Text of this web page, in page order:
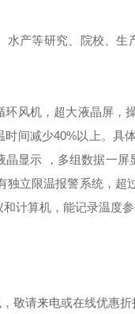
产等研究、院校、
风机，超大液晶屏
间减少40%以上。具
晶显示 ，多组数据一屏
独立限温报警系统，超
计算机，能记录温度参
敬请来电或在线优惠折